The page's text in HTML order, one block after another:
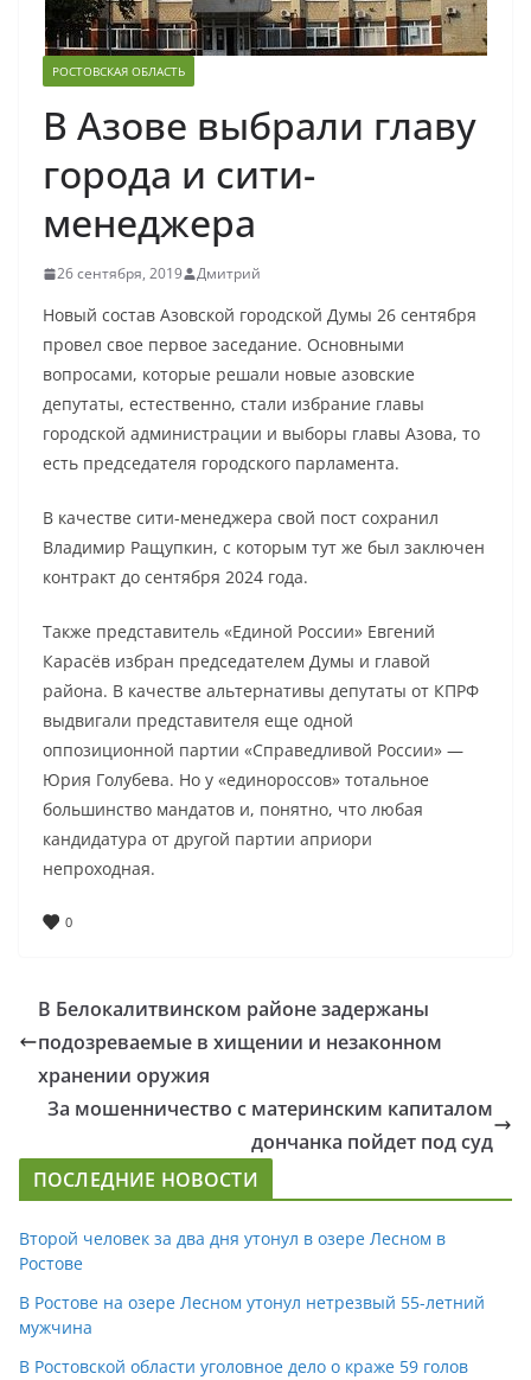
РОСТОВСКАЯ ОБЛАСТЬ
В Азове выбрали главу
города и сити-
менеджера
26 сентября, 2019 Дмитрий
Новый состав Азовской городской Думы 26 сентября
провел свое первое заседание. Основными
вопросами, которые решали новые азовские
депутаты, естественно, стали избрание главы
городской администрации и выборы главы Азова, то
есть председателя городского парламента.
В качестве сити-менеджера свой пост сохранил
Владимир Ращупкин, с которым тут же был заключен
контракт до сентября 2024 года.
Также представитель «Единой России» Евгений
Карасёв избран председателем Думы и главой
района. В качестве альтернативы депутаты от КПРФ
выдвигали представителя еще одной
оппозиционной партии «Справедливой России» —
Юрия Голубева. Но у «единороссов» тотальное
большинство мандатов и, понятно, что любая
кандидатура от другой партии априори
непроходная.
0
В Белокалитвинском районе задержаны
подозреваемые в хищении и незаконном
хранении оружия
За мошенничество с материнским капиталом
дончанка пойдет под суд
ПОСЛЕДНИЕ НОВОСТИ
Второй человек за два дня утонул в озере Лесном в
Ростове
В Ростове на озере Лесном утонул нетрезвый 55-летний
мужчина
В Ростовской области уголовное дело о краже 59 голов